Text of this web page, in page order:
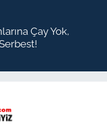
Çay Yok,